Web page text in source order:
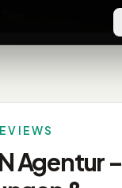
Agentur –